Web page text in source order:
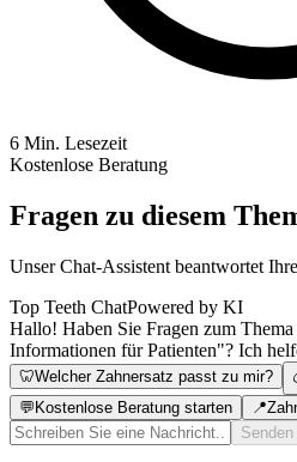
6 Min. Lesezeit
Kostenlose Beratung
Fragen zu diesem
Unser Chat-Assistent beantwortet
Top Teeth ChatPowered by KI
Hallo! Haben Sie Fragen zum
Informationen für Patienten"? Ich
🦷Welcher Zahnersatz passt zu mir?
💬Kostenlose Beratung starten 📍
Senden